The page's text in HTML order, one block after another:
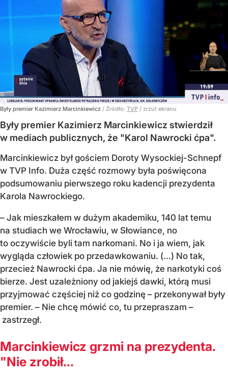
Były premier Kazimierz Marcinkiewicz / Źródło: TVP / zrzut ekranu
Były premier Kazimierz Marcinkiewicz stwierdził
w mediach publicznych, że "Karol Nawrocki ćpa".
Marcinkiewicz był gościem Doroty Wysockiej-Schnepf
w TVP Info. Duża część rozmowy była poświęcona
podsumowaniu pierwszego roku kadencji prezydenta
Karola Nawrockiego.
– Jak mieszkałem w dużym akademiku, 140 lat temu
na studiach we Wrocławiu, w Słowiance, no
to oczywiście byli tam narkomani. No i ja wiem, jak
wygląda człowiek po przedawkowaniu. (...) No tak,
przecież Nawrocki ćpa. Ja nie mówię, że narkotyki coś
bierze. Jest uzależniony od jakiejś dawki, którą musi
przyjmować częściej niż co godzinę – przekonywał były
premier. – Nie chcę mówić co, tu przepraszam –
zastrzegł.
Marcinkiewicz grzmi na prezydenta.
"Nie zrobił...